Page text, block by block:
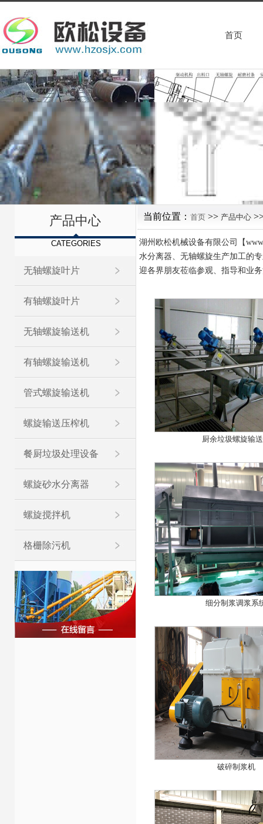
首页
产品中心
CATEGORIES
无轴螺旋叶片
有轴螺旋叶片
无轴螺旋输送机
有轴螺旋输送机
管式螺旋输送机
螺旋输送压榨机
餐厨垃圾处理设备
螺旋砂水分离器
螺旋搅拌机
格栅除污机
当前位置： 首页 >> 产品中心
湖州欧松机械设备有限公司【
水分离器、无轴螺旋生产加工的
迎各界朋友莅临参观、指导和业
厨余垃圾螺旋输
细分制浆调浆系
破碎制浆机